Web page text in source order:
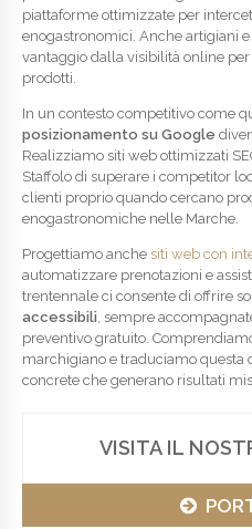
piattaforme ottimizzate per
enogastronomici. Anche artigiani
vantaggio dalla visibilità online
prodotti.
In un contesto competitivo come
posizionamento su Google
Realizziamo siti web ottimizzati
Staffolo di superare i competitor
clienti proprio quando cercano
enogastronomiche nelle Marche.
Progettiamo anche siti web con
automatizzare prenotazioni e
trentennale ci consente di offrire
accessibili, sempre
preventivo gratuito.
marchigiano e traduciamo questa
concrete che generano risultati
VISITA IL